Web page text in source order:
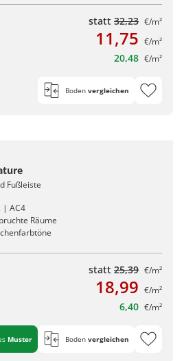
statt 32,23 €/m²
11,75 €/m²
20,48 €/m²
Boden vergleichen
Fußleiste
| AC4
Räume
statt 25,39 €/m²
18,99 €/m²
6,40 €/m²
Muster Boden vergleichen